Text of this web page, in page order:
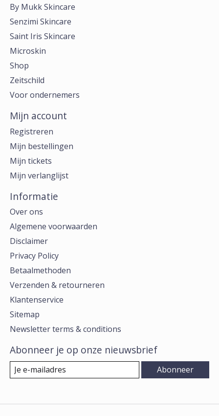
By Mukk Skincare
Senzimi Skincare
Saint Iris Skincare
Microskin
Shop
Zeitschild
Voor ondernemers
Mijn account
Registreren
Mijn bestellingen
Mijn tickets
Mijn verlanglijst
Informatie
Over ons
Algemene voorwaarden
Disclaimer
Privacy Policy
Betaalmethoden
Verzenden & retourneren
Klantenservice
Sitemap
Newsletter terms & conditions
Abonneer je op onze nieuwsbrief
Abonneer